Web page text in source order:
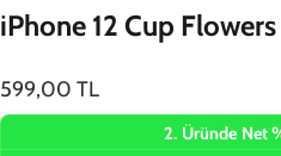
iPhone 12 Cup Flowers
599,00 TL
2. Üründe Net